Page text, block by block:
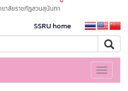
SSRU home
Toggle